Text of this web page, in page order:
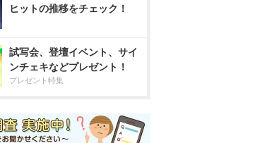
ヒットの推移をチェック！
試写会、登壇イベント、サイ
ンチェキなどプレゼント！
プレゼント特集